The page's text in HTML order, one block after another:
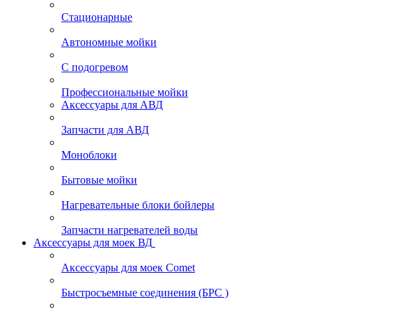
Стационарные
Автономные мойки
С подогревом
Профессиональные мойки
Аксессуары для АВД
Запчасти для АВД
Моноблоки
Бытовые мойки
Нагревательные блоки бойлеры
Запчасти нагревателей воды
Аксессуары для моек ВД
Аксессуары для моек Comet
Быстросъемные соединения (БРС )